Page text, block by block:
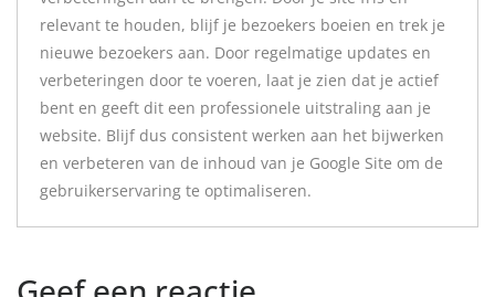
relevant te houden, blijf je bezoekers boeien en trek je
nieuwe bezoekers aan. Door regelmatige updates en
verbeteringen door te voeren, laat je zien dat je actief
bent en geeft dit een professionele uitstraling aan je
website. Blijf dus consistent werken aan het bijwerken
en verbeteren van de inhoud van je Google Site om de
gebruikerservaring te optimaliseren.